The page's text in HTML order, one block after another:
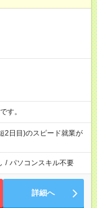
です。
2日目)のスピード就業が
/ パソコンスキル不要
詳細へ